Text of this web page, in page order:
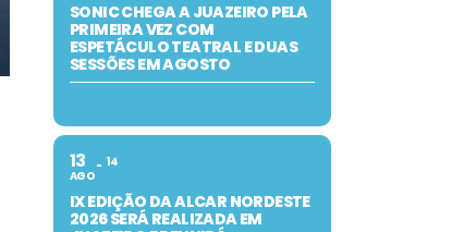
SONIC CHEGA A JUAZEIRO PELA
PRIMEIRA VEZ COM
ESPETÁCULO TEATRAL E DUAS
SESSÕES EM AGOSTO
13
AGO
14
IX EDIÇÃO DA ALCAR NORDESTE
2026 SERÁ REALIZADA EM